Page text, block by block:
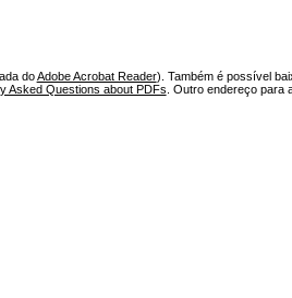
doAdobe Acrobat Reader). Também é possível
Asked Questions about PDFs . Outro endereço para